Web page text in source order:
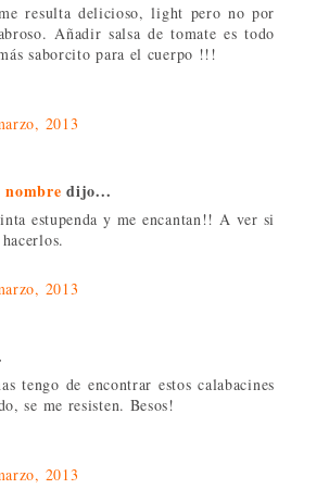
resulta delicioso, light pero no por
Añadir salsa de tomate es todo
saborcito para el cuerpo !!!
2013
dijo...
estupenda y me encantan!! A ver si
2013
tengo de encontrar estos calabacines
se me resisten. Besos!
2013